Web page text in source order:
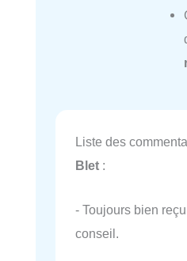
Liste des
Blet :
- Toujours bien
conseil.